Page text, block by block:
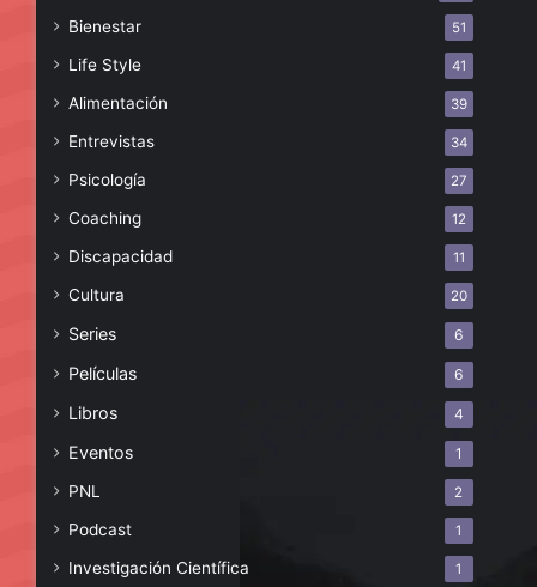
Bienestar 51
Life Style 41
Alimentación 39
Entrevistas 34
Psicología 27
Coaching 12
Discapacidad 11
Cultura 20
Series 6
Películas 6
Libros 4
Eventos 1
PNL 2
Podcast 1
Investigación Científica 1